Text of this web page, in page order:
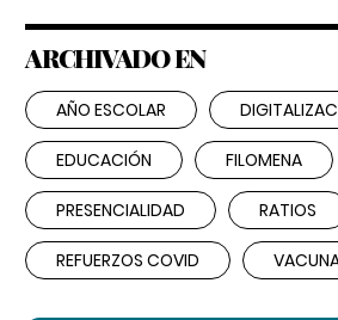
ARCHIVADO EN
AÑO ESCOLAR
EDUCACIÓN FILOMENA
PRESENCIALIDAD RATIOS
REFUERZOS COVID